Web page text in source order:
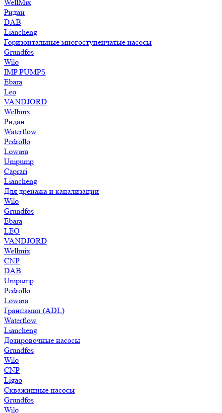
WellMix
Ридан
DAB
Liancheng
Горизонтальные многоступенчатые насосы
Grundfos
Wilo
IMP PUMPS
Ebara
Leo
VANDJORD
Wellmix
Ридан
Waterflow
Pedrollo
Lowara
Unipump
Caprari
Liancheng
Для дренажа и канализации
Wilo
Grundfos
Ebara
LEO
VANDJORD
Wellmix
CNP
DAB
Unipump
Pedrollo
Lowara
Гранпамап (ADL)
Waterflow
Liancheng
Дозировочные насосы
Grundfos
Wilo
CNP
Ligao
Скважинные насосы
Grundfos
Wilo